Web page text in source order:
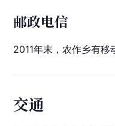
邮政电信
2011年末，农作乡有移
交通